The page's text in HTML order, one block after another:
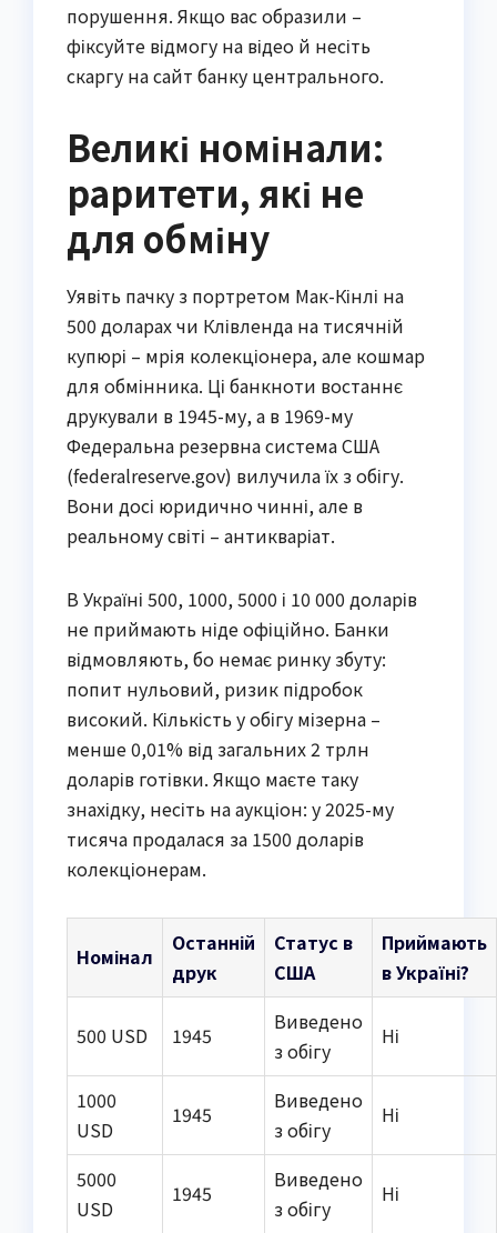
порушення. Якщо вас образили –
фіксуйте відмогу на відео й несіть
скаргу на сайт банку центрального.
Великі номінали:
раритети, які не
для обміну
Уявіть пачку з портретом Мак-Кінлі на
500 доларах чи Клівленда на тисячній
купюрі – мрія колекціонера, але кошмар
для обмінника. Ці банкноти востаннє
друкували в 1945-му, а в 1969-му
Федеральна резервна система США
(federalreserve.gov) вилучила їх з обігу.
Вони досі юридично чинні, але в
реальному світі – антикваріат.
В Україні 500, 1000, 5000 і 10 000 доларів
не приймають ніде офіційно. Банки
відмовляють, бо немає ринку збуту:
попит нульовий, ризик підробок
високий. Кількість у обігу мізерна –
менше 0,01% від загальних 2 трлн
доларів готівки. Якщо маєте таку
знахідку, несіть на аукціон: у 2025-му
тисяча продалася за 1500 доларів
колекціонерам.
Номінал
Останній
друк
Статус в
США
Приймають
в Україні?
500 USD 1945
Виведено
з обігу
Ні
1000
USD
1945
Виведено
з обігу
Ні
5000
USD
1945
Виведено
з обігу
Ні